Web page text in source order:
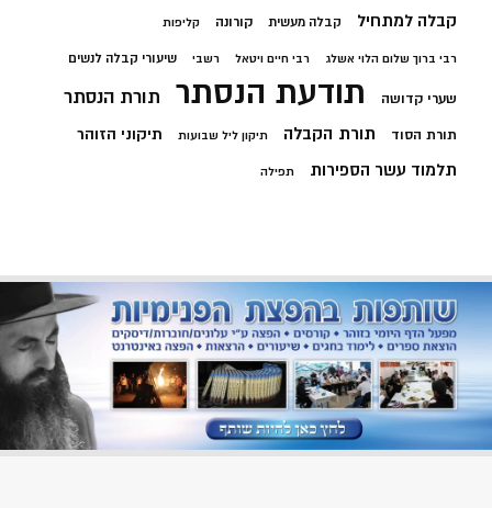
קבלה למתחיל קבלה מעשית קורונה קליפות
רבי ברוך שלום הלוי אשלג רבי חיים ויטאל רשבי שיעורי קבלה לנשים
שערי קדושה תודעת הנסתר תורת הנסתר
תורת הסוד תורת הקבלה תיקון ליל שבועות תיקוני הזוהר
תלמוד עשר הספירות תפילה